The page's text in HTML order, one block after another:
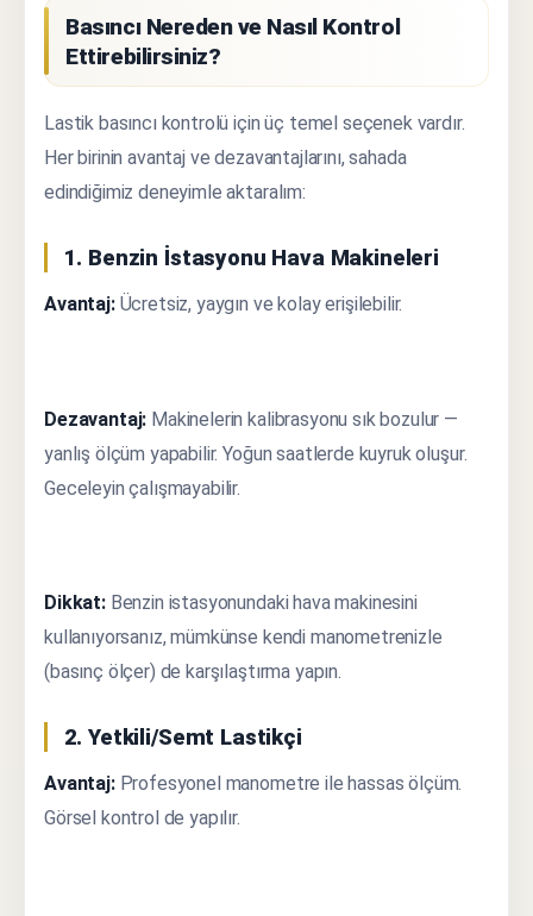
Basıncı Nereden ve Nasıl Kontrol
Ettirebilirsiniz?
Lastik basıncı kontrolü için üç temel seçenek vardır.
Her birinin avantaj ve dezavantajlarını, sahada
edindiğimiz deneyimle aktaralım:
1. Benzin İstasyonu Hava Makineleri
Avantaj:Ücretsiz, yaygın ve kolay erişilebilir.
Dezavantaj: Makinelerin kalibrasyonu sık bozulur —
yanlış ölçüm yapabilir. Yoğun saatlerde kuyruk oluşur.
Geceleyin çalışmayabilir.
Dikkat:Benzin istasyonundaki hava makinesini
kullanıyorsanız, mümkünse kendi manometrenizle
(basınç ölçer) de karşılaştırma yapın.
2. Yetkili/Semt Lastikçi
Avantaj:Profesyonel manometre ile hassas ölçüm.
Görsel kontrol de yapılır.